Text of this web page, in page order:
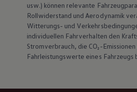
usw.) können relevante
Rollwiderstand und Aerodynamik
Witterungs- und
individuellen Fahrverhalten den
Stromverbrauch, die CO₂-Emissionen
Fahrleistungswerte eines Fahrzeugs